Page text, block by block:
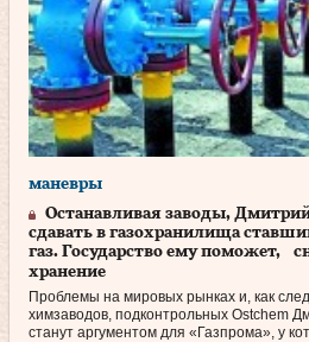
маневры
Останавливая заводы,
сдавать в газохранилища
газ. Государство ему поможет,
хранение
Проблемы на мировых рынках и, как
химзаводов, подконтрольных Ostchem
станут аргументом для «Газпрома», у